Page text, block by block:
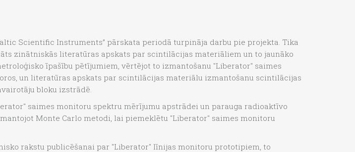
Scientific Instruments” pārskata periodā turpināja darbu pie projekta. Tika
zinātniskās literatūras apskats par scintilācijas materiāliem un to jaunāko
īpašību pētījumiem, vērtējot to izmantošanu "Liberator" saimes
un literatūras apskats par scintilācijas materiālu izmantošanu scintilācijas
bloku izstrādē.
saimes monitoru spektru mērījumu apstrādei un parauga radioaktīvo
Monte Carlo metodi, lai piemeklētu "Liberator" saimes monitoru
rakstu publicēšanai par "Liberator" līnijas monitoru prototipiem, to